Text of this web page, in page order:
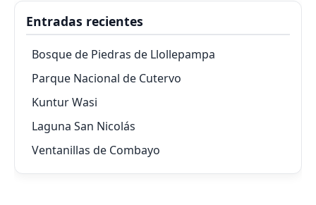
Entradas recientes
Bosque de Piedras de Llollepampa
Parque Nacional de Cutervo
Kuntur Wasi
Laguna San Nicolás
Ventanillas de Combayo